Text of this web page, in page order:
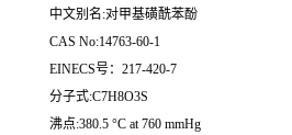
中文别名:对甲基磺酰苯酚
CAS No:14763-60-1
EINECS号：217-420-7
分子式:C7H8O3S
沸点:380.5 °C at 760 mmHg